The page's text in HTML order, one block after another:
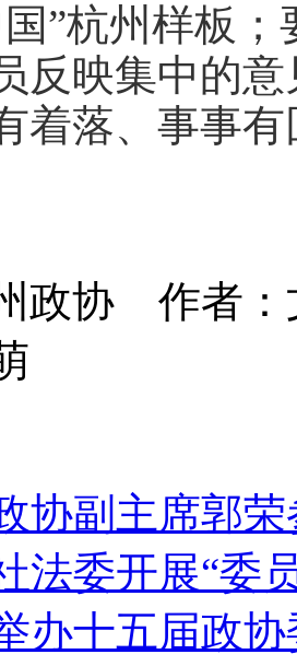
”杭州样板
反映集中的
着落、事事
政协 作者
协副主席郭
法委开展“委
办十五届政